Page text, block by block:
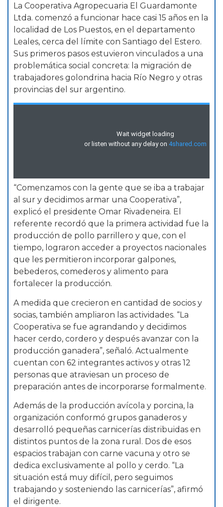
La Cooperativa Agropecuaria El Guardamonte
Ltda. comenzó a funcionar hace casi 15 años en la
localidad de Los Puestos, en el departamento
Leales, cerca del límite con Santiago del Estero.
Sus primeros pasos estuvieron vinculados a una
problemática social concreta: la migración de
trabajadores golondrina hacia Río Negro y otras
provincias del sur argentino.
“Comenzamos con la gente que se iba a trabajar
al sur y decidimos armar una Cooperativa”,
explicó el presidente Omar Rivadeneira. El
referente recordó que la primera actividad fue la
producción de pollo parrillero y que, con el
tiempo, lograron acceder a proyectos nacionales
que les permitieron incorporar galpones,
bebederos, comederos y alimento para
fortalecer la producción.
A medida que crecieron en cantidad de socios y
socias, también ampliaron las actividades. “La
Cooperativa se fue agrandando y decidimos
hacer cerdo, cordero y después avanzar con la
producción ganadera”, señaló. Actualmente
cuentan con 62 integrantes activos y otras 12
personas que atraviesan un proceso de
preparación antes de incorporarse formalmente.
Además de la producción avícola y porcina, la
organización conformó grupos ganaderos y
desarrolló pequeñas carnicerías distribuidas en
distintos puntos de la zona rural. Dos de esos
espacios trabajan con carne vacuna y otro se
dedica exclusivamente al pollo y cerdo. “La
situación está muy difícil, pero seguimos
trabajando y sosteniendo las carnicerías”, afirmó
el dirigente.